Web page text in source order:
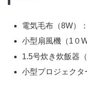
電気毛布（8W）
小型扇風機（1０
1.5号炊き炊飯器
小型プロジェクタ